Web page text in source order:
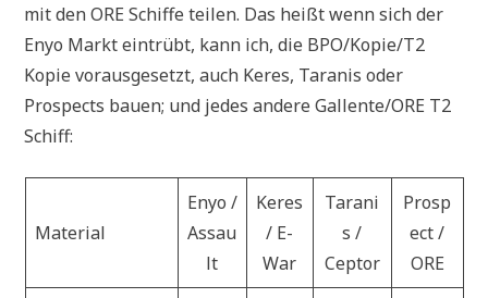
mit den ORE Schiffe teilen. Das heißt wenn sich der
Enyo Markt eintrübt, kann ich, die BPO/Kopie/T2
Kopie vorausgesetzt, auch Keres, Taranis oder
Prospects bauen; und jedes andere Gallente/ORE T2
Schiff:
Material
Enyo /
Assau
lt
Keres
/ E-
War
Tarani
s /
Ceptor
Prosp
ect /
ORE